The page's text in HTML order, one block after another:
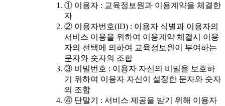
① 이용자 : 교육정보원과 이용계약을 체결한
자
② 이용자번호(ID) : 이용자 식별과 이용자의
서비스 이용을 위하여 이용계약 체결시 이용
자의 선택에 의하여 교육정보원이 부여하는
문자와 숫자의 조합
③ 비밀번호 : 이용자 자신의 비밀을 보호하
기 위하여 이용자 자신이 설정한 문자와 숫자
의 조합
④ 단말기 : 서비스 제공을 받기 위해 이용자